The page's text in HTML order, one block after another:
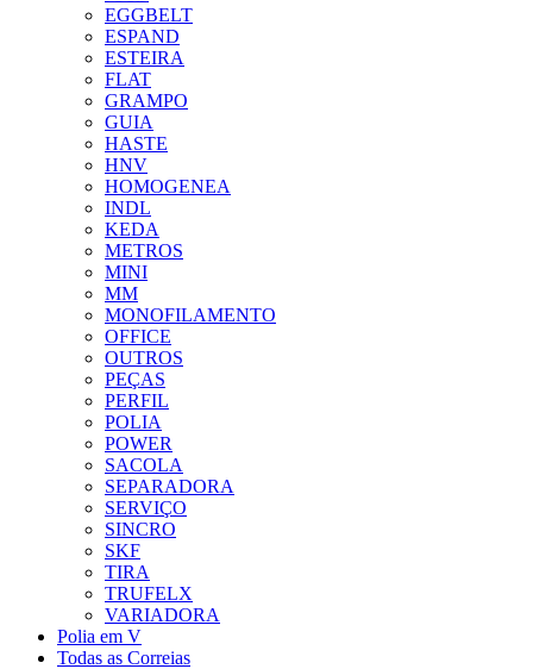
EGGBELT
ESPAND
ESTEIRA
FLAT
GRAMPO
GUIA
HASTE
HNV
HOMOGENEA
INDL
KEDA
METROS
MINI
MM
MONOFILAMENTO
OFFICE
OUTROS
PEÇAS
PERFIL
POLIA
POWER
SACOLA
SEPARADORA
SERVIÇO
SINCRO
SKF
TIRA
TRUFELX
VARIADORA
Polia em V
Todas as Correias